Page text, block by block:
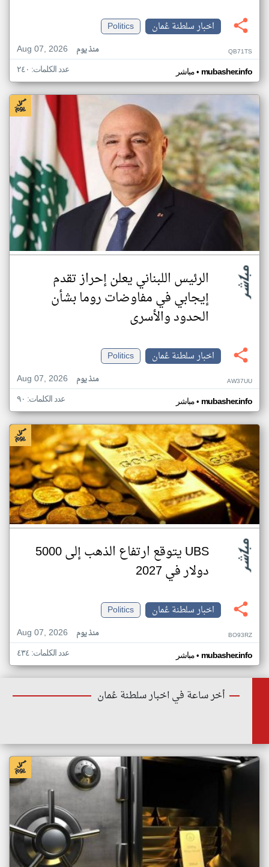
اخبار سلطنة عُمان
Politics
Aug 07, 2026
منذ يوم QB71TS
مباشر• mubasher.info عدد الكلمات: ٢٤٠
الرئيس اللبناني يعلن إحراز تقدم
إيجابي في مفاوضات روما بشأن
الحدود والأسرى
اخبار سلطنة عُمان
Politics
Aug 07, 2026
منذ يوم AW37UU
مباشر• mubasher.info عدد الكلمات: ٩٠
UBS يتوقع ارتفاع الذهب إلى 5000
دولار في 2027
اخبار سلطنة عُمان
Politics
Aug 07, 2026
منذ يوم BO93RZ
مباشر• mubasher.info عدد الكلمات: ٤٣٤
أخر ساعة في اخبار سلطنة عُمان